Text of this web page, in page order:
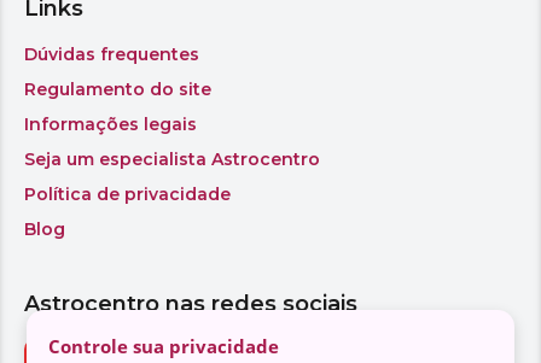
Controle sua privacidade